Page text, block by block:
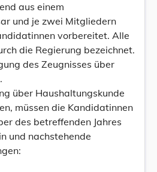
aus einem
und je zwei Mitgliedern
vorbereitet. Alle
die Regierung bezeichnet.
des Zeugnisses über
über Haushaltungskunde
müssen die Kandidatinnen
des betreffenden Jahres
und nachstehende